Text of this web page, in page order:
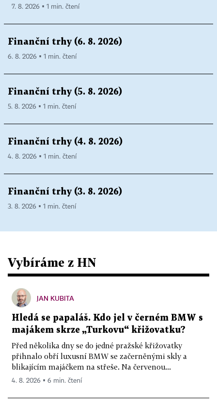
7. 8. 2026 ▪ 1 min. čtení
Finanční trhy (6. 8. 2026)
6. 8. 2026 ▪ 1 min. čtení
Finanční trhy (5. 8. 2026)
5. 8. 2026 ▪ 1 min. čtení
Finanční trhy (4. 8. 2026)
4. 8. 2026 ▪ 1 min. čtení
Finanční trhy (3. 8. 2026)
3. 8. 2026 ▪ 1 min. čtení
Vybíráme z HN
JAN KUBITA
Hledá se papaláš. Kdo jel v černém BMW s
majákem skrze „Turkovu“ křižovatku?
Před několika dny se do jedné pražské křižovatky
přihnalo obří luxusní BMW se začerněnými skly a
blikajícím majáčkem na střeše. Na červenou...
4. 8. 2026 ▪ 6 min. čtení